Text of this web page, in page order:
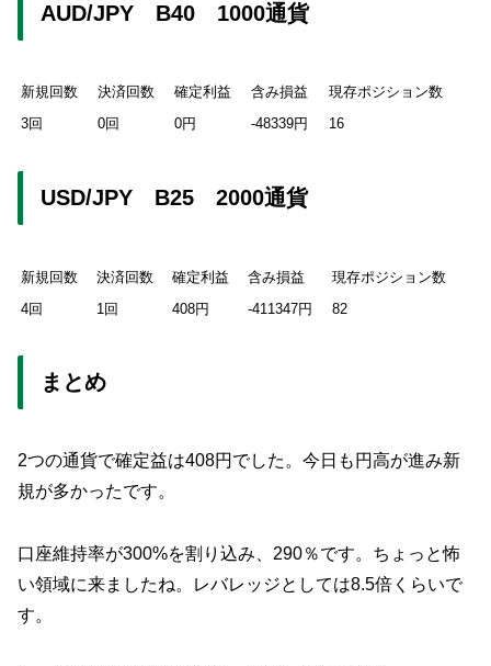
AUD/JPY B40 1000通貨
新規回数 決済回数 確定利益 含み損益
現存ポジション数
3回
0回 0円 -48339円 16
USD/JPY B25 2000通貨
新規回数 決済回数 確定利益 含み損益
現存ポジション数
4回
1回 408円 -411347円 82
まとめ
2つの通貨で確定益は408円でした。今日も円高が進み新
規が多かったです。
口座維持率が300%を割り込み、290％です。ちょっと怖
い領域に来ましたね。レバレッジとしては8.5倍くらいで
す。